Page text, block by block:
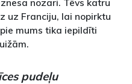
uz Franciju, lai nopirktu
mums tika iepildīti
pudeļu